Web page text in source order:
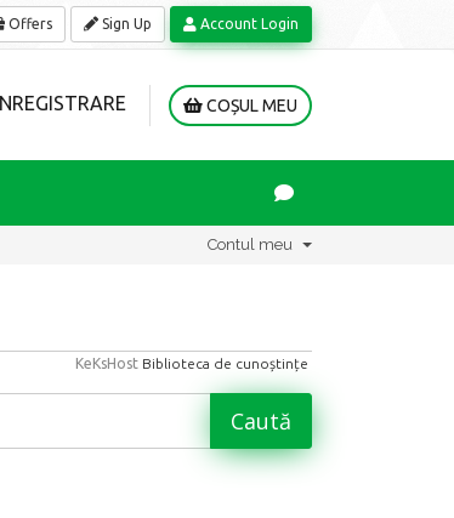
Offers Sign Up Account Login
ÎNREGISTRARE COȘUL MEU
Contul meu
KeKsHost Biblioteca de cunoștințe